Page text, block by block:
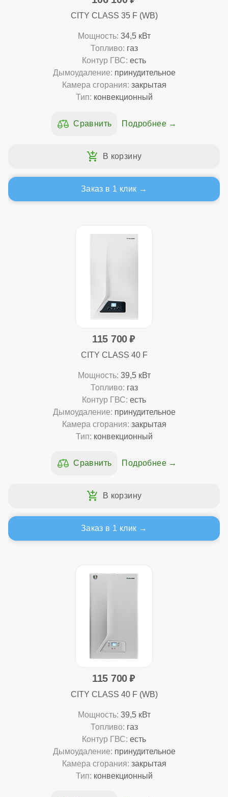
CITY CLASS 35 F (WB)
Мощность: 34,5 кВт
Топливо: газ
Контур ГВС: есть
Дымоудаление: принудительное
Камера сгорания: закрытая
Тип: конвекционный
Подробнее
Заказ в 1 клик
115 700
CITY CLASS 40 F
Мощность: 39,5 кВт
Топливо: газ
Контур ГВС: есть
Дымоудаление: принудительное
Камера сгорания: закрытая
Тип: конвекционный
Подробнее
Заказ в 1 клик
115 700
CITY CLASS 40 F (WB)
Мощность: 39,5 кВт
Топливо: газ
Контур ГВС: есть
Дымоудаление: принудительное
Камера сгорания: закрытая
Тип: конвекционный